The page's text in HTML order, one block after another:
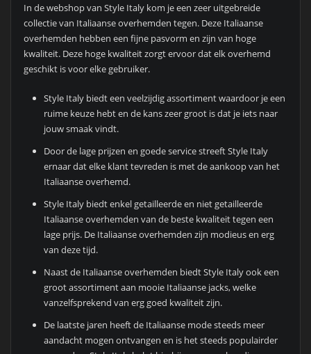
In de webshop van Style Italy kom je een zeer uitgebreide
collectie van Italiaanse overhemden tegen. Deze Italiaanse
overhemden hebben een fijne pasvorm en zijn van hoge
kwaliteit. Deze hoge kwaliteit zorgt ervoor dat elk overhemd
geschikt is voor elke gebruiker.
Style Italy biedt een veelzijdig assortiment waardoor je een
ruime keuze hebt en de kans zeer groot is dat je iets naar
jouw smaak vindt.
Door de lage prijzen en goede service streeft Style Italy
ernaar dat elke klant tevreden is met de aankoop van het
Italiaanse overhemd.
Style Italy biedt enkel getailleerde en niet getailleerde
Italiaanse overhemden van de beste kwaliteit tegen een
lage prijs. De Italiaanse overhemden zijn modieus en erg
van deze tijd.
Naast de Italiaanse overhemden biedt Style Italy ook een
groot assortiment aan mooie Italiaanse jacks, welke
vanzelfsprekend van erg goed kwaliteit zijn.
De laatste jaren heeft de Italiaanse mode steeds meer
aandacht mogen ontvangen en is het steeds populairder